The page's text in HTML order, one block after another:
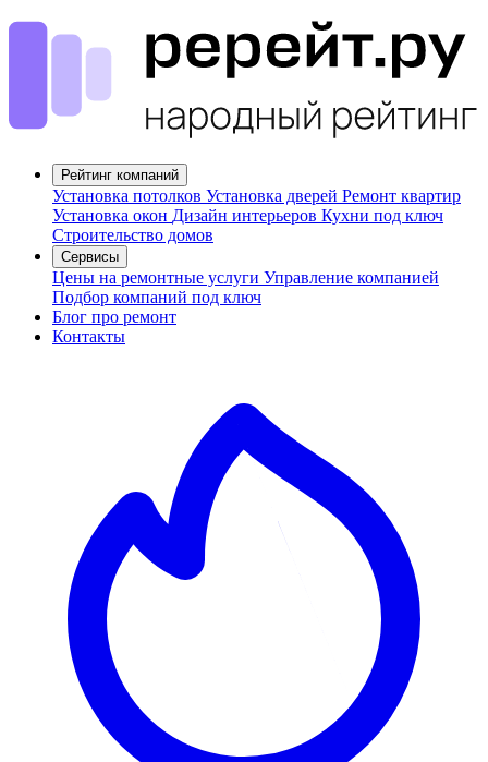
Рейтинг компаний
Установка потолков Установка дверей Ремонт квартир
Установка окон Дизайн интерьеров Кухни под ключ
Строительство домов
Сервисы
Цены на ремонтные услуги Управление компанией
Подбор компаний под ключ
Блог про ремонт
Контакты